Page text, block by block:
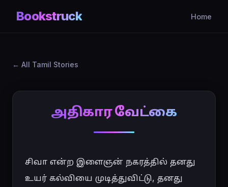
Bookstruck Home
All Tamil Stories
அதிகார வேட்கை
சிவா என்ற இளைஞன் நகரத்தில் தனது
உயர் கல்வியை முடித்துவிட்டு, தனது